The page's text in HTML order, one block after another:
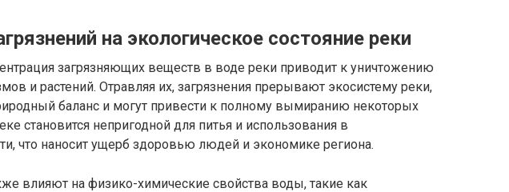
на экологическое состояние реки
загрязняющих веществ в воде реки приводит к уничтожению
и растений. Отравляя их, загрязнения прерывают экосистему реки,
баланс и могут привести к полному вымиранию некоторых
становится непригодной для питья и использования в
что наносит ущерб здоровью людей и экономике региона.
влияют на физико-химические свойства воды, такие как